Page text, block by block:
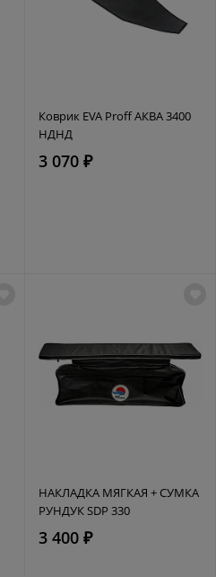
Коврик EVA Proff АКВА 3400
НДНД
3 070 ₽
НАКЛАДКА МЯГКАЯ + СУМКА
РУНДУК SDP 330
3 400 ₽